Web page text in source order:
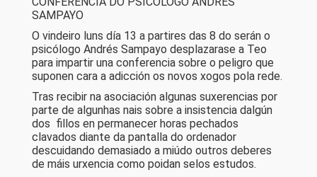
SAMPAYO
O vindeiro luns día 13 a partires das 8 do serán o
psicólogo Andrés Sampayo desplazarase a Teo
para impartir una conferencia sobre o peligro que
suponen cara a adicción os novos xogos pola rede.
Tras recibir na asociación algunas suxerencias por
parte de algunhas nais sobre a insistencia dalgún
dos fillos en permanecer horas pechados
clavados diante da pantalla do ordenador
descuidando demasiado a miúdo outros deberes
de máis urxencia como poidan selos estudos.